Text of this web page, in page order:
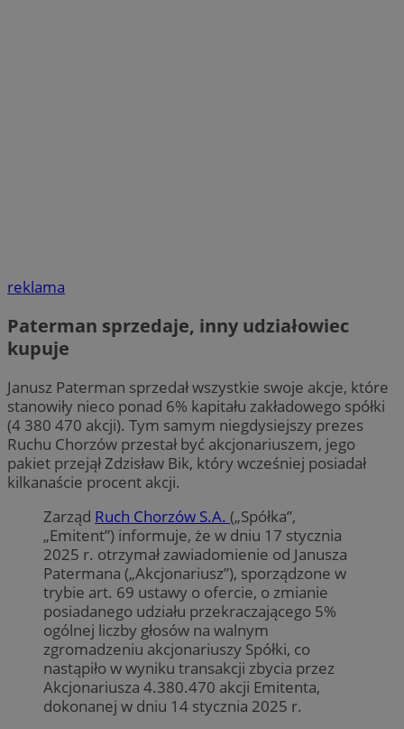
reklama
Paterman sprzedaje, inny udziałowiec
kupuje
Janusz Paterman sprzedał wszystkie swoje akcje, które
stanowiły nieco ponad 6% kapitału zakładowego spółki
(4 380 470 akcji). Tym samym niegdysiejszy prezes
Ruchu Chorzów przestał być akcjonariuszem, jego
pakiet przejął Zdzisław Bik, który wcześniej posiadał
kilkanaście procent akcji.
Zarząd Ruch Chorzów S.A. („Spółka”,
„Emitent”) informuje, że w dniu 17 stycznia
2025 r. otrzymał zawiadomienie od Janusza
Patermana („Akcjonariusz”), sporządzone w
trybie art. 69 ustawy o ofercie, o zmianie
posiadanego udziału przekraczającego 5%
ogólnej liczby głosów na walnym
zgromadzeniu akcjonariuszy Spółki, co
nastąpiło w wyniku transakcji zbycia przez
Akcjonariusza 4.380.470 akcji Emitenta,
dokonanej w dniu 14 stycznia 2025 r.